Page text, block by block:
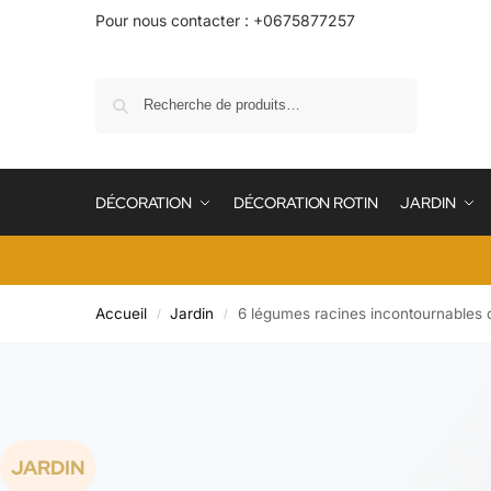
Pour nous contacter : +0675877257
DÉCORATION DÉCORATION ROTIN JARDIN
Accueil / Jardin / 6 légumes racines incontournables
JARDIN